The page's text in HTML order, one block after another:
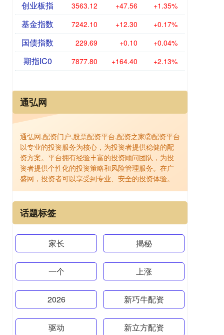
创业板指 3563.12 +47.56 +1.35%
基金指数 7242.10 +12.30 +0.17%
国债指数 229.69 +0.10 +0.04%
期指IC0 7877.80 +164.40 +2.13%
通弘网
通弘网,配资门户,股票配资平台,配资之家②配资平台
以专业的投资服务为核心，为投资者提供稳健的配
资方案。平台拥有经验丰富的投资顾问团队，为投
资者提供个性化的投资策略和风险管理服务。在广
盛网，投资者可以享受到专业、安全的投资体验。
话题标签
家长 揭秘
一个 上涨
2026 新巧牛配资
驱动 新立方配资